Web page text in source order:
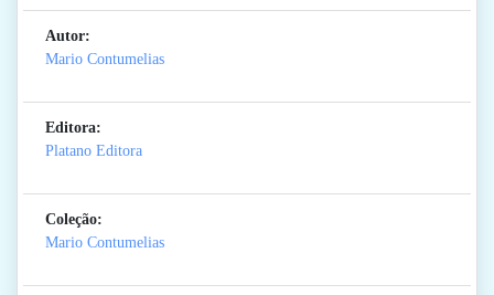
Autor:
Mario Contumelias
Editora:
Platano Editora
Coleção:
Mario Contumelias